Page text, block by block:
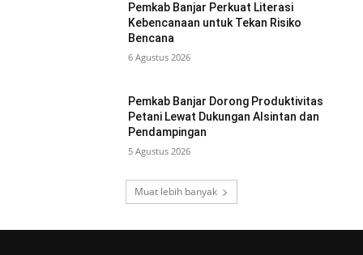
Pemkab Banjar Perkuat Literasi
Kebencanaan untuk Tekan Risiko
Bencana
6 Agustus 2026
Pemkab Banjar Dorong Produktivitas
Petani Lewat Dukungan Alsintan dan
Pendampingan
5 Agustus 2026
Muat lebih banyak